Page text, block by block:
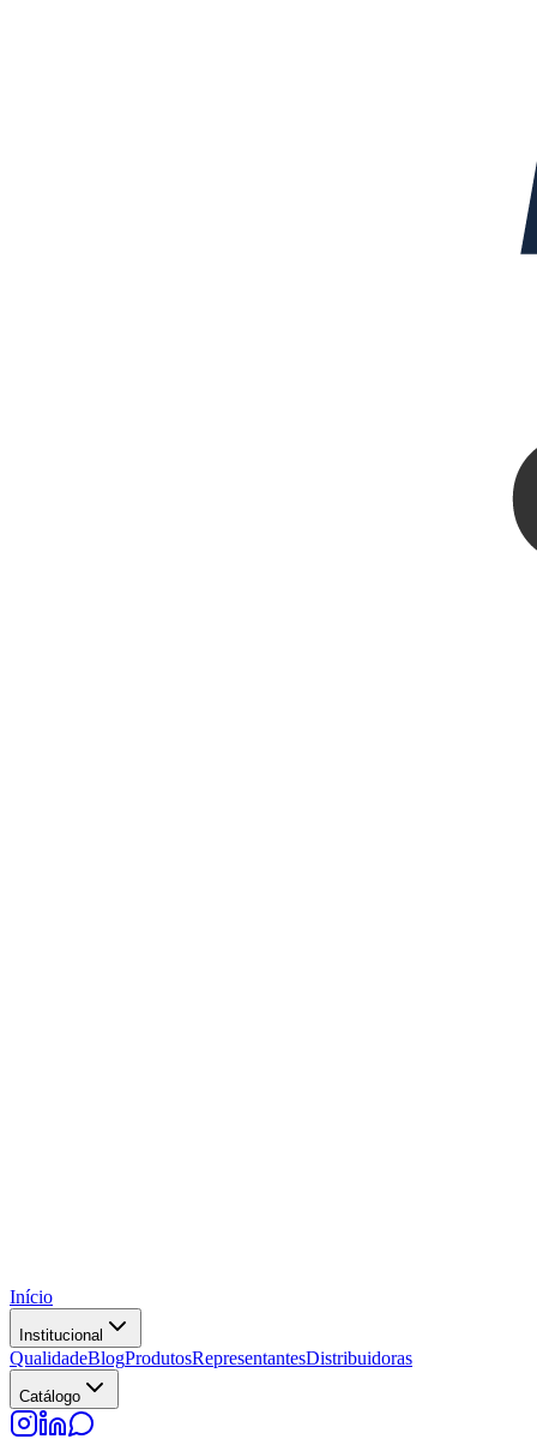
Início
Institucional
QualidadeBlogProdutosRepresentantesDistribuidoras
Catálogo